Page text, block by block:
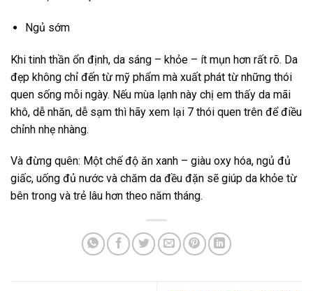
Ngủ sớm
Khi tinh thần ổn định, da sáng – khỏe – ít mụn hơn rất rõ. Da
đẹp không chỉ đến từ mỹ phẩm mà xuất phát từ những thói
quen sống mỗi ngày. Nếu mùa lạnh này chị em thấy da mãi
khô, dễ nhăn, dễ sạm thì hãy xem lại 7 thói quen trên để điều
chỉnh nhẹ nhàng.
Và đừng quên: Một chế độ ăn xanh – giàu oxy hóa, ngủ đủ
giấc, uống đủ nước và chăm da đều đặn sẽ giúp da khỏe từ
bên trong và trẻ lâu hơn theo năm tháng.